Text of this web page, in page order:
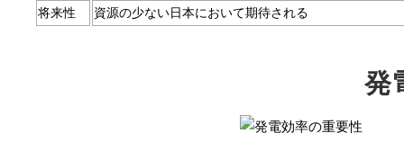
将来性 資源の少ない日本において期待される
発